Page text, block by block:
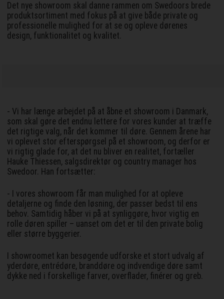
Det nye showroom skal danne rammen om Swedoors brede
produktsortiment med fokus på at give både private og
professionelle mulighed for at se og opleve dørenes
design, funktionalitet og kvalitet.
- Vi har længe arbejdet på at åbne et showroom i Danmark,
som skal gøre det endnu lettere for vores kunder at træffe
det rigtige valg, når det kommer til døre. Gennem årene har
vi oplevet stor efterspørgsel på et showroom, og derfor er
vi rigtig glade for, at det nu bliver en realitet, fortæller
Hauke Thiessen, salgsdirektør og country manager hos
Swedoor. Han fortsætter:
- I vores showroom får man mulighed for at opleve
detaljerne og finde den løsning, der passer bedst til ens
behov. Samtidig håber vi på at synliggøre, hvor vigtig en
rolle døren spiller – uanset om det er til den private bolig
eller større byggerier.
I showroomet kan besøgende udforske et stort udvalg af
yderdøre, entrédøre, branddøre og indvendige døre samt
dykke ned i forskellige farver, overflader, finérer og greb.